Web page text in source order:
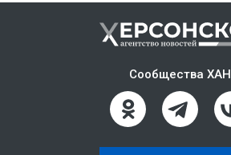
Сообщества ХАН